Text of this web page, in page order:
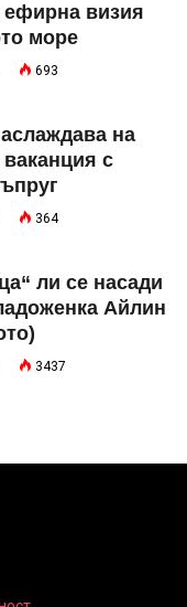
ефирна визия
море
693
на
с
364
ли се насади
Айлин
3437